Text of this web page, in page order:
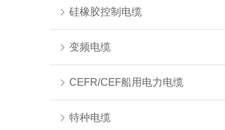
硅橡胶控制电缆
变频电缆
CEFR/CEF船用电力电缆
特种电缆